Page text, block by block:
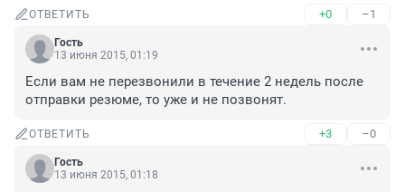
ОТВЕТИТЬ +0 –1
Гость
13 июня 2015, 01:19
Если вам не перезвонили в течение 2 недель после
отправки резюме, то уже и не позвонят.
ОТВЕТИТЬ +3 –0
Гость
13 июня 2015, 01:18